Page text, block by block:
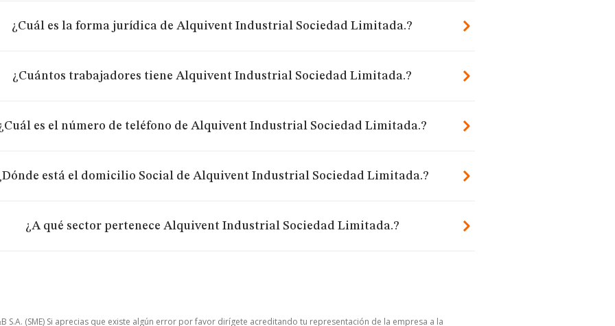
¿Cuál es la forma jurídica de Alquivent Industrial Sociedad Limitada.?
¿Cuántos trabajadores tiene Alquivent Industrial Sociedad Limitada.?
es el número de teléfono de Alquivent Industrial Sociedad Limitada.?
está el domicilio Social de Alquivent Industrial Sociedad Limitada.?
¿A qué sector pertenece Alquivent Industrial Sociedad Limitada.?
(SME) Si aprecias que existe algún error por favor dirígete acreditando tu representación de la empresa a la